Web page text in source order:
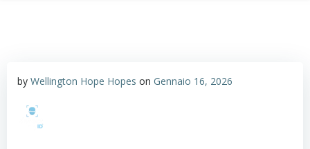
by Wellington Hope Hopes on Gennaio 16, 2026